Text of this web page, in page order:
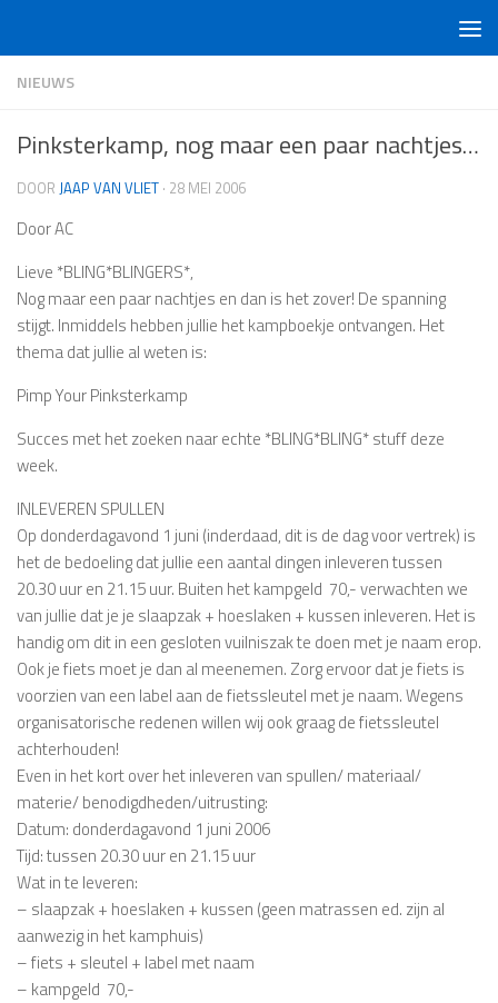
NIEUWS
Pinksterkamp, nog maar een paar nachtjes…
DOOR JAAP VAN VLIET · 28 MEI 2006
Door AC
Lieve *BLING*BLINGERS*,
Nog maar een paar nachtjes en dan is het zover! De spanning
stijgt. Inmiddels hebben jullie het kampboekje ontvangen. Het
thema dat jullie al weten is:
Pimp Your Pinksterkamp
Succes met het zoeken naar echte *BLING*BLING* stuff deze
week.
INLEVEREN SPULLEN
Op donderdagavond 1 juni (inderdaad, dit is de dag voor vertrek) is
het de bedoeling dat jullie een aantal dingen inleveren tussen
20.30 uur en 21.15 uur. Buiten het kampgeld  70,- verwachten we
van jullie dat je je slaapzak + hoeslaken + kussen inleveren. Het is
handig om dit in een gesloten vuilniszak te doen met je naam erop.
Ook je fiets moet je dan al meenemen. Zorg ervoor dat je fiets is
voorzien van een label aan de fietssleutel met je naam. Wegens
organisatorische redenen willen wij ook graag de fietssleutel
achterhouden!
Even in het kort over het inleveren van spullen/ materiaal/
materie/ benodigdheden/uitrusting:
Datum: donderdagavond 1 juni 2006
Tijd: tussen 20.30 uur en 21.15 uur
Wat in te leveren:
– slaapzak + hoeslaken + kussen (geen matrassen ed. zijn al
aanwezig in het kamphuis)
– fiets + sleutel + label met naam
– kampgeld  70,-